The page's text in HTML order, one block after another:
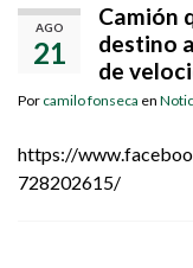
AGO
21
Camión
destino
de
Por camilo fonseca en
https://
728202615/